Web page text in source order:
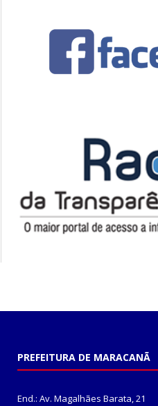
PREFEITURA DE MARACANÃ
End.: Av. Magalhães Barata, 21